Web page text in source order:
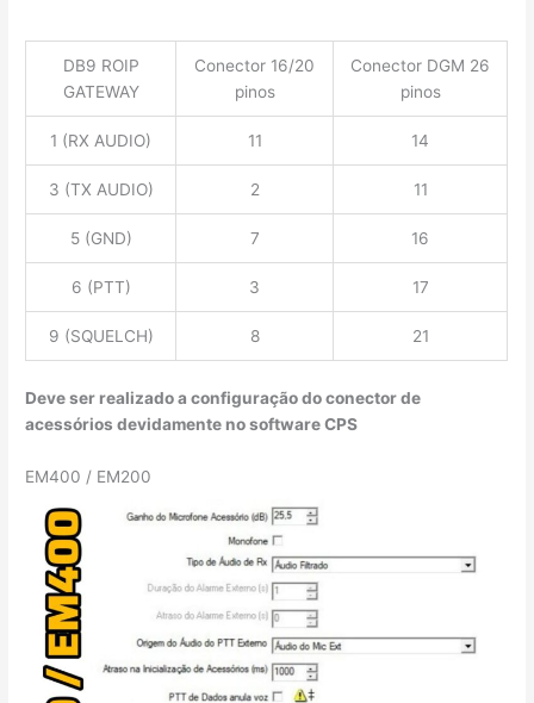
DB9 ROIP
GATEWAY
Conector 16/20
pinos
Conector DGM 26
pinos
1 (RX AUDIO) 11 14
3 (TX AUDIO) 2 11
5 (GND) 7 16
6 (PTT) 3 17
9 (SQUELCH) 8 21
Deve ser realizado a configuração do conector de
acessórios devidamente no software CPS
EM400 / EM200